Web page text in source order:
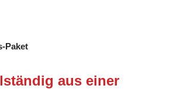
Paket
aus einer